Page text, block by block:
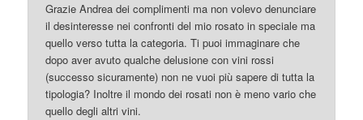
Grazie Andrea dei complimenti ma non volevo denunciare
il desinteresse nei confronti del mio rosato in speciale ma
quello verso tutta la categoria. Ti puoi immaginare che
dopo aver avuto qualche delusione con vini rossi
(successo sicuramente) non ne vuoi più sapere di tutta la
tipologia? Inoltre il mondo dei rosati non è meno vario che
quello degli altri vini.